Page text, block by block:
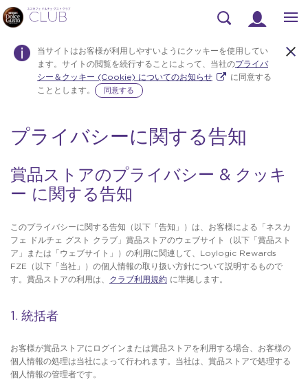
当サイトはお客様が利用しやすいようにクッキーを使用してい
ます。サイトの閲覧を続行することによって、当社のプライバ
シー＆クッキー (Cookie) についてのお知らせ
に同意する
こととします。
同意する
Warning:
Success:
パス
変更
しま
し
プライバシーに関する告知
賞品ストアのプライバシー & クッキ
ー に関する告知
このプライバシーに関する告知（以下「告知」）は、お客様による「ネスカ
フェ ドルチェ グスト クラブ」賞品ストアのウェブサイト（以下「賞品スト
ア」または「ウェブサイト」）の利用に関連して、Loylogic Rewards
FZE（以下「当社」）の個人情報の取り扱い方針について説明するもので
す。賞品ストアの利用は、 クラブ利用規約 に準拠します。
1. 統括者
お客様が賞品ストアにログインまたは賞品ストアを利用する場合、お客様の
個人情報の処理は当社によって行われます。当社は、賞品ストアで処理する
個人情報の管理者です。